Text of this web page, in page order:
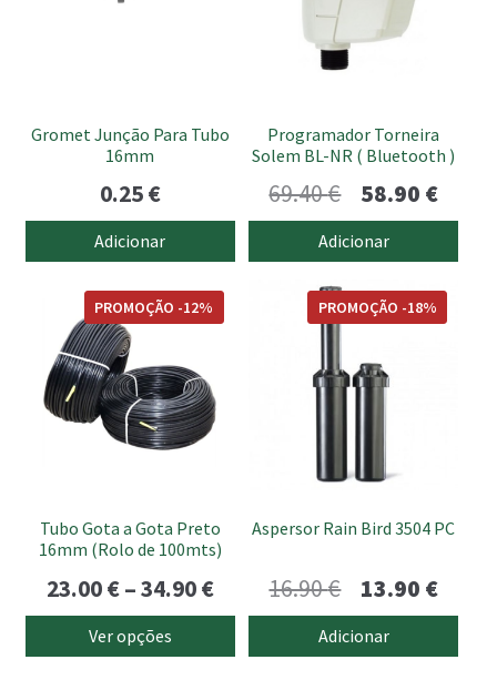
Gromet Junção Para Tubo
16mm
0.25€
Adicionar
Programador Torneira
Solem BL-NR ( Bluetooth )
69.40€
preço
original
era:
58.90 €O
preço
atual
Adicionar
Tubo Gota a Gota Preto
16mm (Rolo de 100mts)
PROMOÇÃO -12%
23.00€–34.90€Price
range:
23.00 €
Ver opções
product
multiple
variants.
chosen
the
page
Aspersor Rain Bird 3504 PC
PROMOÇÃO -18%
16.90€
preço
original
13.90 €O
preço
atual
Adicionar